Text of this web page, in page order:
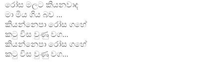
රෝස මලට කියනවාද
මා මිය ගිය බව ...
කියන්නෙපා රෝස ගහේ
කටු විස වුණු වග...
කියන්නෙපා රෝස ගහේ
කටු විස වුණු වග...